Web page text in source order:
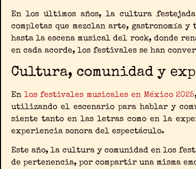
En los últimos años, la cultura festejada
completas que mezclan arte, gastronomía
hasta la escena musical del rock, donde
en cada acorde, los festivales se han
Cultura, comunidad y
En los festivales musicales en México 2025
utilizando el escenario para hablar y
siente tanto en las letras como en la
experiencia sonora del espectáculo.
Este año, la cultura y comunidad en los
de pertenencia, por compartir una misma